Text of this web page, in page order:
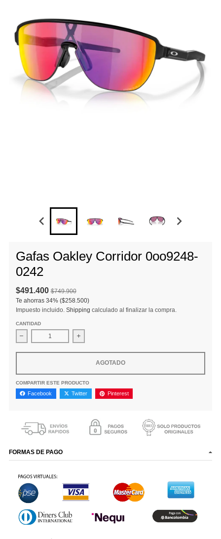
Gafas Oakley Corridor 0oo9248-
0242
$491.400$749.900
Te ahorras 34% ($258.500)
Impuesto incluido. Shipping calculado al finalizar la compra.
CANTIDAD
Disminuir cantidad para Gafas Oakley Corridor 0oo9248-0242
Aumentar la cantidad para Gafas Oakley
AGOTADO
COMPARTIR ESTE PRODUCTO
Facebook Twitter Pinterest
FORMAS DE PAGO